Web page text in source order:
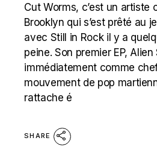
Cut Worms, c’est un artiste
Brooklyn qui s’est prêté au
avec Still in Rock il y a
peine. Son premier EP, Alien
immédiatement comme
mouvement de pop
rattache é
SHARE